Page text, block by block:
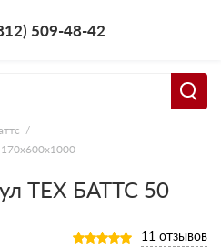
509-48-42
ТЕХ БАТТС 50
11 отзывов